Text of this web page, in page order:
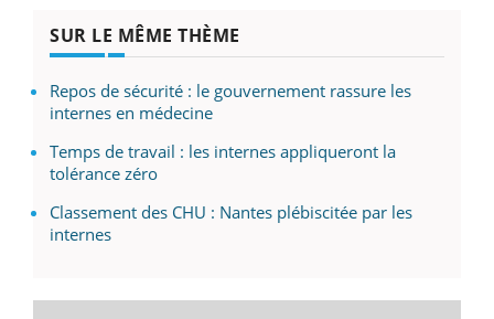
SUR LE MÊME THÈME
Repos de sécurité : le gouvernement rassure les
internes en médecine
Temps de travail : les internes appliqueront la
tolérance zéro
Classement des CHU : Nantes plébiscitée par les
internes